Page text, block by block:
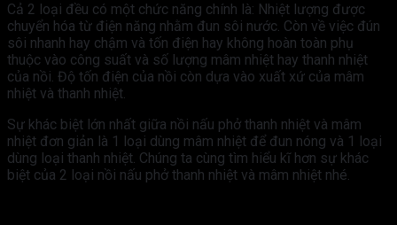
Cả 2 loại đều có một chức năng chính là: Nhiệt lượng được
chuyển hóa từ điện năng nhằm đun sôi nước. Còn về việc đún
sôi nhanh hay chậm và tốn điện hay không hoàn toàn phụ
thuộc vào công suất và số lượng mâm nhiệt hay thanh nhiệt
của nồi. Độ tốn điện của nồi còn dựa vào xuất xứ của mâm
nhiệt và thanh nhiệt.
Sự khác biệt lớn nhất giữa nồi nấu phở thanh nhiệt và mâm
nhiệt đơn giản là 1 loại dùng mâm nhiệt để đun nóng và 1 loại
dùng loại thanh nhiệt. Chúng ta cùng tìm hiểu kĩ hơn sự khác
biệt của 2 loại nồi nấu phở thanh nhiệt và mâm nhiệt nhé.